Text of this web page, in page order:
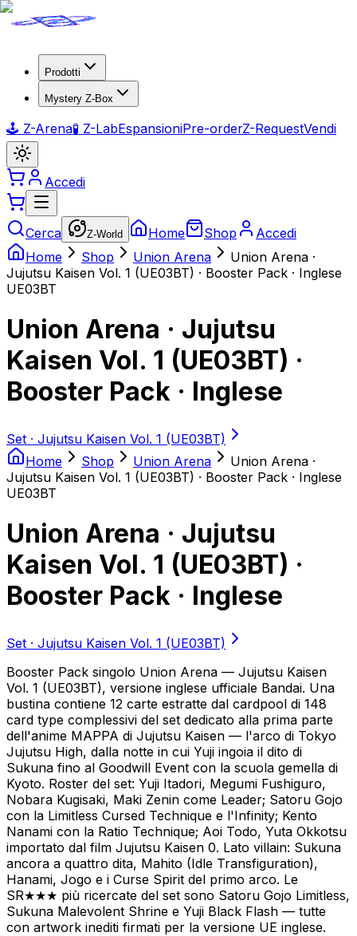
Prodotti
Mystery Z-Box
🕹️ Z-Arena🧪 Z-LabEspansioniPre-orderZ-RequestVendi
Accedi
Cerca Z-World Home Shop
Accedi
Home
Shop Union Arena
Union Arena ·
Jujutsu Kaisen Vol. 1 (UE03BT) · Booster Pack · Inglese
UE03BT
Union Arena · Jujutsu
Kaisen Vol. 1 (UE03BT) ·
Booster Pack · Inglese
Set · Jujutsu Kaisen Vol. 1 (UE03BT)
Home
Shop Union Arena
Union Arena ·
Jujutsu Kaisen Vol. 1 (UE03BT) · Booster Pack · Inglese
UE03BT
Union Arena · Jujutsu
Kaisen Vol. 1 (UE03BT) ·
Booster Pack · Inglese
Set · Jujutsu Kaisen Vol. 1 (UE03BT)
Booster Pack singolo Union Arena — Jujutsu Kaisen
Vol. 1 (UE03BT), versione inglese ufficiale Bandai. Una
bustina contiene 12 carte estratte dal cardpool di 148
card type complessivi del set dedicato alla prima parte
dell'anime MAPPA di Jujutsu Kaisen — l'arco di Tokyo
Jujutsu High, dalla notte in cui Yuji ingoia il dito di
Sukuna fino al Goodwill Event con la scuola gemella di
Kyoto. Roster del set: Yuji Itadori, Megumi Fushiguro,
Nobara Kugisaki, Maki Zenin come Leader; Satoru Gojo
con la Limitless Cursed Technique e l'Infinity; Kento
Nanami con la Ratio Technique; Aoi Todo, Yuta Okkotsu
importato dal film Jujutsu Kaisen 0. Lato villain: Sukuna
ancora a quattro dita, Mahito (Idle Transfiguration),
Hanami, Jogo e i Curse Spirit del primo arco. Le
SR★★★ più ricercate del set sono Satoru Gojo Limitless,
Sukuna Malevolent Shrine e Yuji Black Flash — tutte
con artwork inediti firmati per la versione UE inglese.